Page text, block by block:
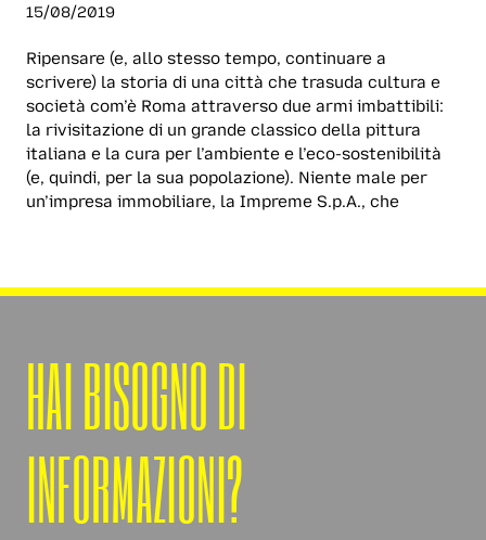
15/08/2019
Ripensare (e, allo stesso tempo, continuare a
scrivere) la storia di una città che trasuda cultura e
società com’è Roma attraverso due armi imbattibili:
la rivisitazione di un grande classico della pittura
italiana e la cura per l’ambiente e l’eco-sostenibilità
(e, quindi, per la sua popolazione). Niente male per
un’impresa immobiliare, la Impreme S.p.A., che
HAI BISOGNO DI
INFORMAZIONI?